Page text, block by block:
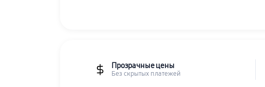
Прозрачные цены
Без скрытых платежей